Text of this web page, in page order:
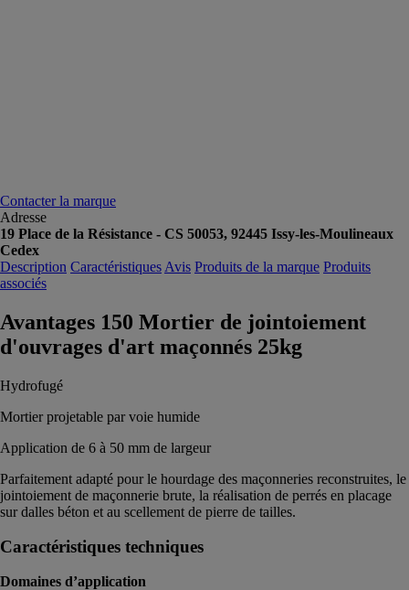
Contacter la marque
Adresse
19 Place de la Résistance - CS 50053, 92445 Issy-les-Moulineaux
Cedex
Description Caractéristiques Avis Produits de la marque Produits
associés
Avantages 150 Mortier de jointoiement
d'ouvrages d'art maçonnés 25kg
Hydrofugé
Mortier projetable par voie humide
Application de 6 à 50 mm de largeur
Parfaitement adapté pour le hourdage des maçonneries reconstruites, le
jointoiement de maçonnerie brute, la réalisation de perrés en placage
sur dalles béton et au scellement de pierre de tailles.
Caractéristiques techniques
Domaines d’application